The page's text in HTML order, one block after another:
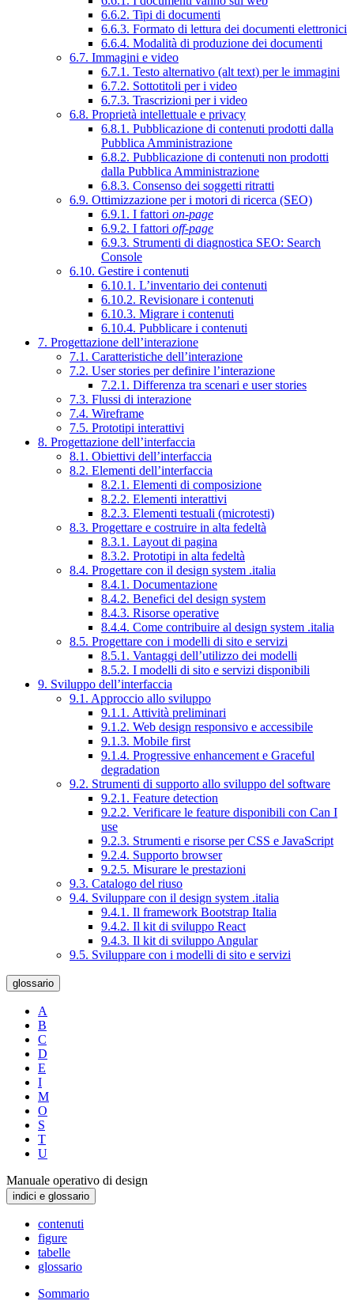
6.6.2. Tipi di documenti
6.6.3. Formato di lettura dei documenti elettronici
6.6.4. Modalità di produzione dei documenti
6.7. Immagini e video
6.7.1. Testo alternativo (alt text) per le immagini
6.7.2. Sottotitoli per i video
6.7.3. Trascrizioni per i video
6.8. Proprietà intellettuale e privacy
6.8.1. Pubblicazione di contenuti prodotti dalla
Pubblica Amministrazione
6.8.2. Pubblicazione di contenuti non prodotti
dalla Pubblica Amministrazione
6.8.3. Consenso dei soggetti ritratti
6.9. Ottimizzazione per i motori di ricerca (SEO)
6.9.1. I fattori on-page
6.9.2. I fattori off-page
6.9.3. Strumenti di diagnostica SEO: Search
Console
6.10. Gestire i contenuti
6.10.1. L’inventario dei contenuti
6.10.2. Revisionare i contenuti
6.10.3. Migrare i contenuti
6.10.4. Pubblicare i contenuti
7. Progettazione dell’interazione
7.1. Caratteristiche dell’interazione
7.2. User stories per definire l’interazione
7.2.1. Differenza tra scenari e user stories
7.3. Flussi di interazione
7.4. Wireframe
7.5. Prototipi interattivi
8. Progettazione dell’interfaccia
8.1. Obiettivi dell’interfaccia
8.2. Elementi dell’interfaccia
8.2.1. Elementi di composizione
8.2.2. Elementi interattivi
8.2.3. Elementi testuali (microtesti)
8.3. Progettare e costruire in alta fedeltà
8.3.1. Layout di pagina
8.3.2. Prototipi in alta fedeltà
8.4. Progettare con il design system .italia
8.4.1. Documentazione
8.4.2. Benefici del design system
8.4.3. Risorse operative
8.4.4. Come contribuire al design system .italia
8.5. Progettare con i modelli di sito e servizi
8.5.1. Vantaggi dell’utilizzo dei modelli
8.5.2. I modelli di sito e servizi disponibili
9. Sviluppo dell’interfaccia
9.1. Approccio allo sviluppo
9.1.1. Attività preliminari
9.1.2. Web design responsivo e accessibile
9.1.3. Mobile first
9.1.4. Progressive enhancement e Graceful
degradation
9.2. Strumenti di supporto allo sviluppo del software
9.2.1. Feature detection
9.2.2. Verificare le feature disponibili con Can I
use
9.2.3. Strumenti e risorse per CSS e JavaScript
9.2.4. Supporto browser
9.2.5. Misurare le prestazioni
9.3. Catalogo del riuso
9.4. Sviluppare con il design system .italia
9.4.1. Il framework Bootstrap Italia
9.4.2. Il kit di sviluppo React
9.4.3. Il kit di sviluppo Angular
9.5. Sviluppare con i modelli di sito e servizi
glossario
A
B
C
D
E
I
M
O
S
T
U
Manuale operativo di design
indici e glossario
contenuti
figure
tabelle
glossario
Sommario